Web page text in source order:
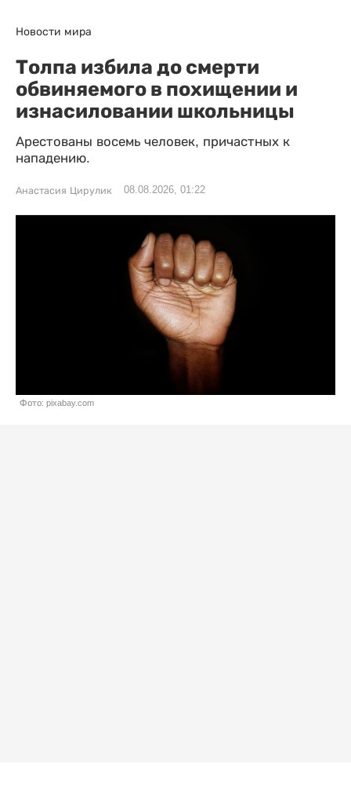
Новости мира
Толпа избила до смерти
обвиняемого в похищении и
изнасиловании школьницы
Арестованы восемь человек, причастных к
нападению.
Анастасия Цирулик 08.08.2026, 01:22
Фото: pixabay.com